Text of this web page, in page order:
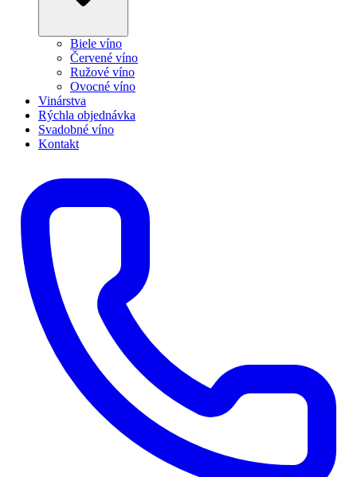
Biele víno
Červené víno
Ružové víno
Ovocné víno
Vinárstva
Rýchla objednávka
Svadobné víno
Kontakt